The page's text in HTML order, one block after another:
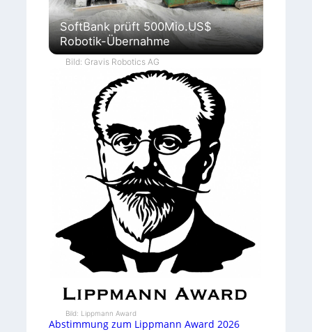
SoftBank prüft 500Mio.US$
Robotik-Übernahme
Bild: Gravis Robotics AG
Bild: Lippmann Award
Abstimmung zum Lippmann Award 2026